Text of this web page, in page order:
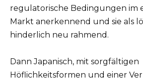
regulatorische Bedingungen im
Markt anerkennend und sie als
hinderlich neu rahmend.
Dann Japanisch, mit sorgfältigen
Höflichkeitsformen und einer